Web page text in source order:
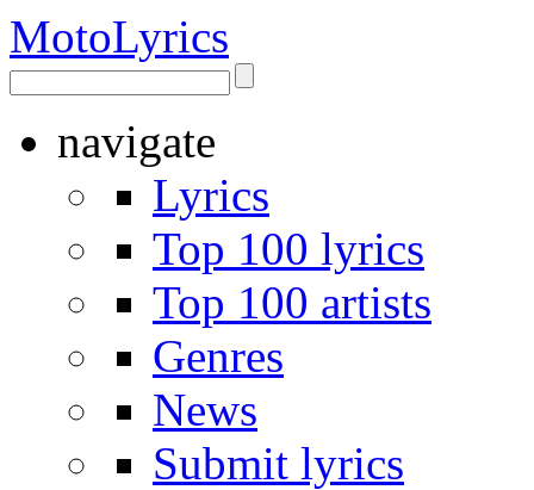
MotoLyrics
navigate
Lyrics
Top 100 lyrics
Top 100 artists
Genres
News
Submit lyrics